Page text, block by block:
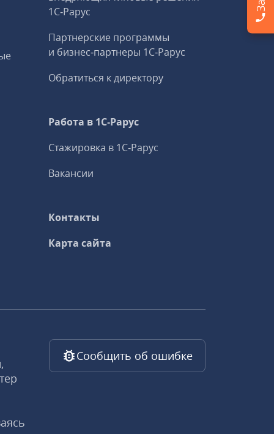
1С‑Рарус
Партнерские программы
и бизнес‑партнеры 1С‑Рарус
Обратиться к директору
Работа в 1С‑Рарус
Стажировка в 1С‑Рарус
Вакансии
Контакты
Карта сайта
Сообщить об ошибке